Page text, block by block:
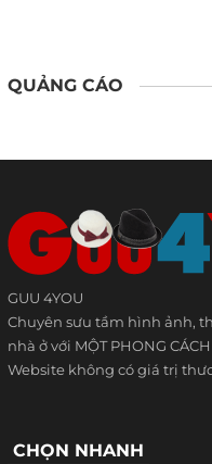
QUẢNG CÁO
GUU 4YOU
Chuyên sưu tầm hình ảnh,
nhà ở với MỘT PHONG CÁCH
Website không có giá trị
CHỌN NHANH